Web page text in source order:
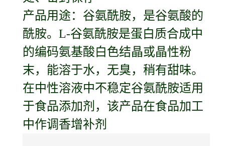
产品用途：谷氨酰胺，是谷氨酸的
酰胺。L-谷氨酰胺是蛋白质合成中
的编码氨基酸白色结晶或晶性粉
末，能溶于水，无臭，稍有甜味。
在中性溶液中不稳定谷氨酰胺适用
于食品添加剂，该产品在食品加工
中作调香增补剂